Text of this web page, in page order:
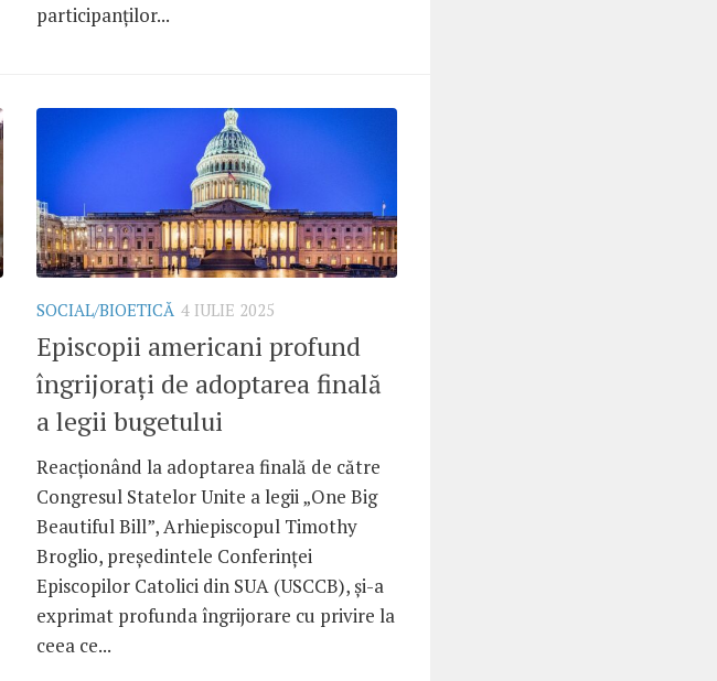
participanților...
SOCIAL/BIOETICĂ 4 IULIE 2025
Episcopii americani profund
îngrijorați de adoptarea finală
a legii bugetului
Reacționând la adoptarea finală de către
Congresul Statelor Unite a legii „One Big
Beautiful Bill”, Arhiepiscopul Timothy
Broglio, președintele Conferinței
Episcopilor Catolici din SUA (USCCB), și-a
exprimat profunda îngrijorare cu privire la
ceea ce...